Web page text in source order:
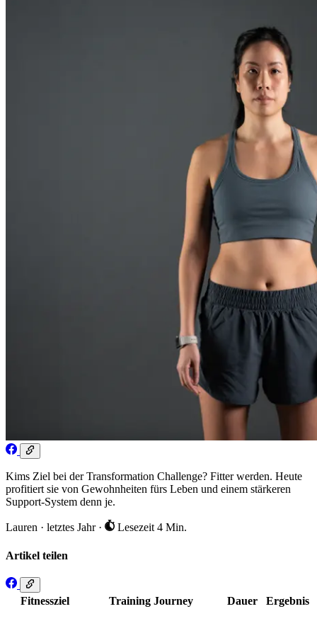
Kims Ziel bei der Transformation Challenge? Fitter werden. Heute
profitiert sie von Gewohnheiten fürs Leben und einem stärkeren
Support-System denn je.
Lauren · letztes Jahr · Lesezeit 4 Min.
Artikel teilen
Fitnessziel Training Journey Dauer Ergebnis